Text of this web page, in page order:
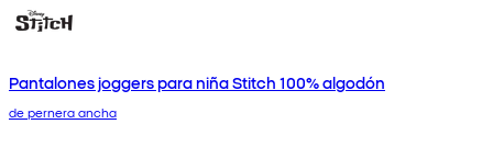
Pantalones joggers para niña Stitch 100% algodón
de pernera ancha